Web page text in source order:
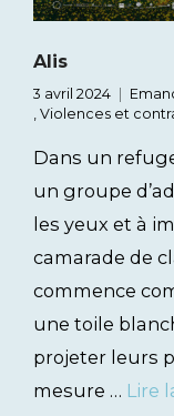
Alis
3 avril 2024
, Violences et
Dans un
un groupe
les yeux et à
camarade de
commence
une toile
projeter leurs
mesure … Lire